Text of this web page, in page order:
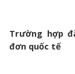
Trường hợp
đơn quốc tế